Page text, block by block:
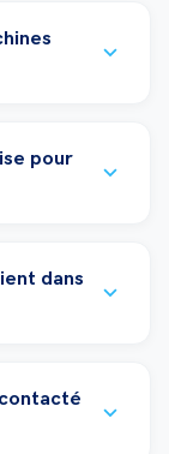
expand_more
pour
expand_more
dans
expand_more
expand_more